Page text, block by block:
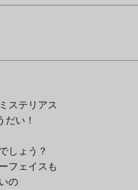
ステリアス
い！
しょう？
フェイスも
の